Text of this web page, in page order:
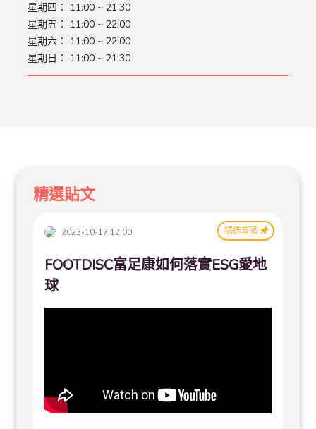
星期四： 11:00 ~ 21:30
星期五： 11:00 ~ 22:00
星期六： 11:00 ~ 22:00
星期日： 11:00 ~ 21:30
精選貼文
2023-10-17 12:00 精選置頂
FOOTDISC富足康如何落實ESG愛地
球